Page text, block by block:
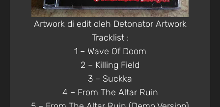
Artwork di edit oleh Detonator Artwork
Tracklist :
1 – Wave Of Doom
2 – Killing Field
3 – Suckka
4 – From The Altar Ruin